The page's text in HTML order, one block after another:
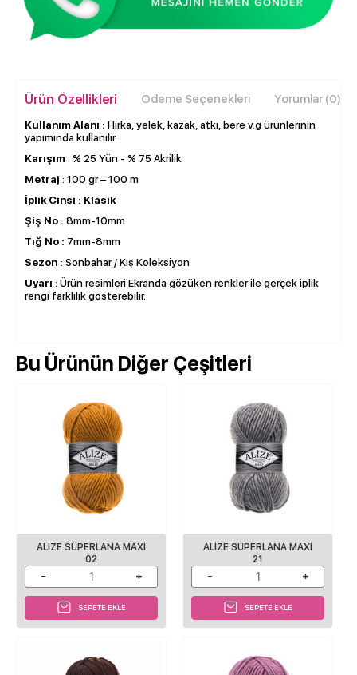
Ürün Özellikleri Ödeme Seçenekleri Yorumlar (0)
Kullanım Alanı : Hırka, yelek, kazak, atkı, bere v.g ürünlerinin
yapımında kullanılır.
Karışım : % 25 Yün - % 75 Akrilik
Metraj : 100 gr – 100 m
İplik Cinsi : Klasik
Şiş No : 8mm-10mm
Tığ No : 7mm-8mm
Sezon : Sonbahar / Kış Koleksiyon
Uyarı : Ürün resimleri Ekranda gözüken renkler ile gerçek iplik
rengi farklılık gösterebilir.
Bu Ürünün Diğer Çeşitleri
ALİZE SÜPERLANA MAXİ
02
SEPETE EKLE
ALİZE SÜPERLANA MAXİ
21
SEPETE EKLE